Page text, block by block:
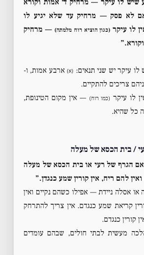
לא פסק — מרחיק עד שלא יגיע לו
לו עיקר(כגון הוציא רוח מלמתה) — מרחיק
עיקר יש שני תנאים: (א) ארבע אמות, ו-
צריכים להתקיים.
לו עיקר (כמו רוח) — אין מקום הטינופת,
כל שהיא.
/ בית הכסא של מעלה
הגרף של רעי או בית הכסא של מעלה
להם ריח, אין קורין שמע כנגדן.”
או אסלה ניידת — אפילו כשהם נקיים ואין
קריאת שמע כנגדם. אין צריך להתרחק
קורין כנגדם.
מעשית לבתי חולים, שבהם עומדים